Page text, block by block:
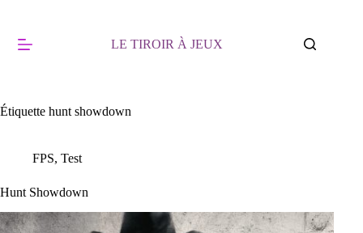
LE TIROIR À JEUX
Étiquette hunt showdown
FPS, Test
Hunt Showdown